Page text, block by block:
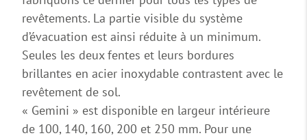
revêtements. La partie visible du système
d’évacuation est ainsi réduite à un minimum.
Seules les deux fentes et leurs bordures
brillantes en acier inoxydable contrastent avec le
revêtement de sol.
« Gemini » est disponible en largeur intérieure
de 100, 140, 160, 200 et 250 mm. Pour une